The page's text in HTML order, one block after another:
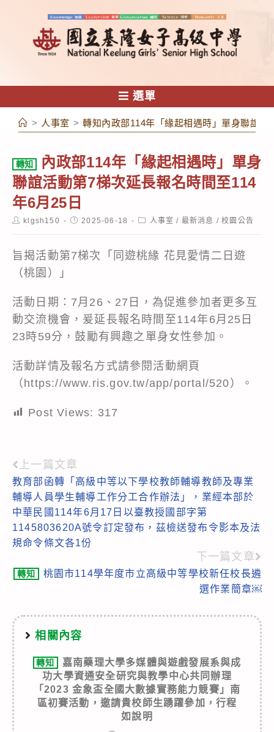
容
選單
> 人事室 > 轉知內政部114年「緣起相遇時」單身聯誼
轉知
內政部114年「緣起相遇時」單身
聯誼活動第7梯次延長報名時間至114
年6月25日
Postklgsh150
Post2025-06-18
Post人事室 / 最新消息 / 校園公告
旨揭活動第7梯次「同遊桃緣 花見愛情二日遊
（桃園）」
活動日期：7月26、27日，為促進參加者更多互
動交流機會，爰延長報名時間至114年6月25日
23時59分，鼓勵有興趣之單身女性參加。
活動詳情及報名方式請參閱活動網頁
（https://www.ris.gov.tw/app/portal/520）。
Post Views: 317
Read
more
articles
上一篇文章
教育部函轉「高級中等以下學校教師輔導教師及專業
輔導人員學生輔導工作分工合作辦法」，業經本部於
中華民國114年6月17日以臺教授國部字第
1145803620A號令訂定發布，茲檢送發布令影本及法
規命令條文各1份
下一篇文章
轉知
桃園市114學年度市立高級中等學校新任校長遴
選作業簡章￼
相關內容
轉知
嘉南藥理大學多媒體與遊戲發展系與成
功大學資通安全研究與教學中心共同辦理
「2023 金象盃全國大數據實務能力競賽」南
區初賽活動，邀請貴校師生踴躍參加，行程
如說明